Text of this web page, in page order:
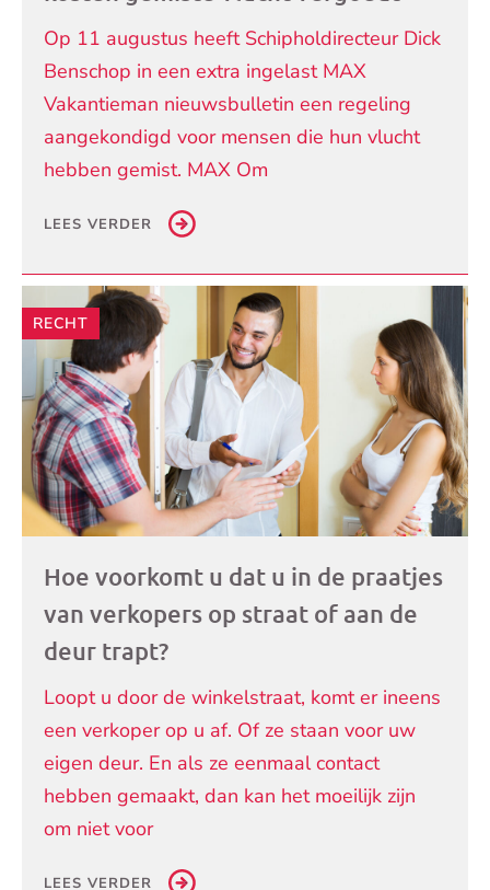
Op 11 augustus heeft Schipholdirecteur Dick
Benschop in een extra ingelast MAX
Vakantieman nieuwsbulletin een regeling
aangekondigd voor mensen die hun vlucht
hebben gemist. MAX Om
LEES VERDER
RECHT
Hoe voorkomt u dat u in de praatjes
van verkopers op straat of aan de
deur trapt?
Loopt u door de winkelstraat, komt er ineens
een verkoper op u af. Of ze staan voor uw
eigen deur. En als ze eenmaal contact
hebben gemaakt, dan kan het moeilijk zijn
om niet voor
LEES VERDER